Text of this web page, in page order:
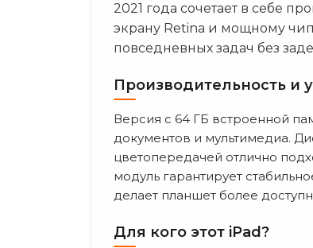
2021 года сочетает в себе
экрану Retina и мощному
повседневных задач без
Производительность и
Версия с 64 ГБ встроенной
документов и мультимедиа.
цветопередачей отлично
модуль гарантирует
делает планшет более
Для кого этот iPad?